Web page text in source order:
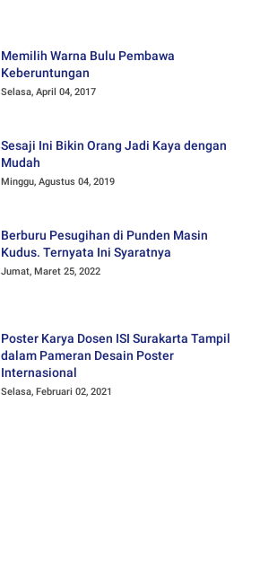
Memilih Warna Bulu Pembawa
Keberuntungan
Selasa, April 04, 2017
Sesaji Ini Bikin Orang Jadi Kaya dengan
Mudah
Minggu, Agustus 04, 2019
Berburu Pesugihan di Punden Masin
Kudus. Ternyata Ini Syaratnya
Jumat, Maret 25, 2022
Poster Karya Dosen ISI Surakarta Tampil
dalam Pameran Desain Poster
Internasional
Selasa, Februari 02, 2021